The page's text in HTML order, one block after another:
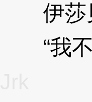
伊莎贝
“我不